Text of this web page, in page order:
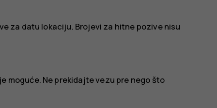
za datu lokaciju. Brojevi za hitne pozive nisu
moguće. Ne prekidajte vezu pre nego što